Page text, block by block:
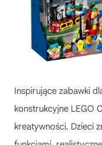
Inspirujące zabawki
konstrukcyjne LEGO
kreatywności. Dzieci